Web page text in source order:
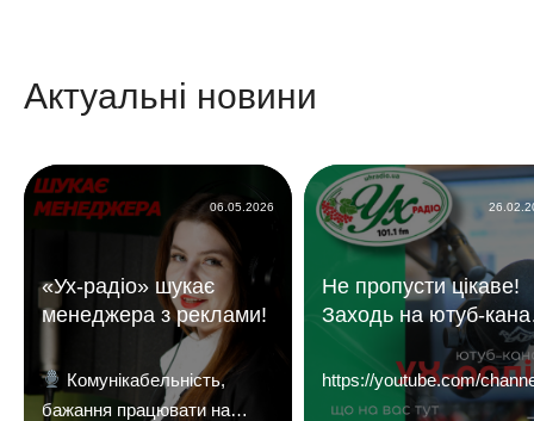
Актуальні новини
«Ух-радіо» шукає
менеджера з реклами!
Комунікабельність,
бажання працювати на
06.05.2026
Не пропусти цікаве!
Заходь на ютуб-
«УХ Радіо 101,1 фм»
https://youtube.com/